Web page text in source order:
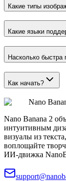
Какие типы
Какие языки
Насколько быстра
Как начать?
Nano
Nano Banana 2
интуитивным
визуалы из
воплощайте
ИИ-движка